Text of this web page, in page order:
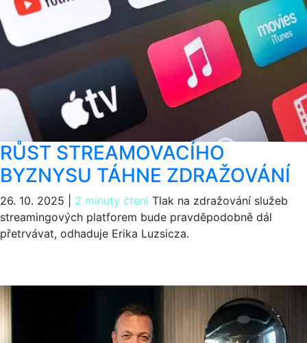
RŮST STREAMOVACÍHO
BYZNYSU TÁHNE ZDRAŽOVÁNÍ
26. 10. 2025 2 minuty čtení Tlak na zdražování služeb
streamingových platforem bude pravděpodobně dál
přetrvávat, odhaduje Erika Luzsicza.